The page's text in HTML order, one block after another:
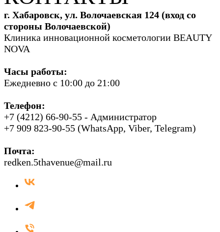
г. Хабаровск, ул. Волочаевская 124 (вход со
стороны Волочаевской)
Клиника инновационной косметологии BEAUTY
NOVA
Часы работы:
Ежедневно с 10:00 до 21:00
Телефон:
+7 (4212) 66-90-55 - Администратор
+7 909 823-90-55 (WhatsApp, Viber, Telegram)
Почта:
redken.5thavenue@mail.ru